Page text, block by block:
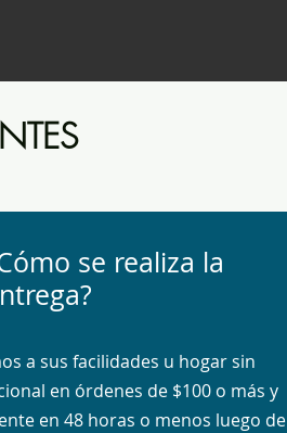
se realiza la
a sus facilidades u hogar sin
en órdenes de $100 o más y
en 48 horas o menos luego de